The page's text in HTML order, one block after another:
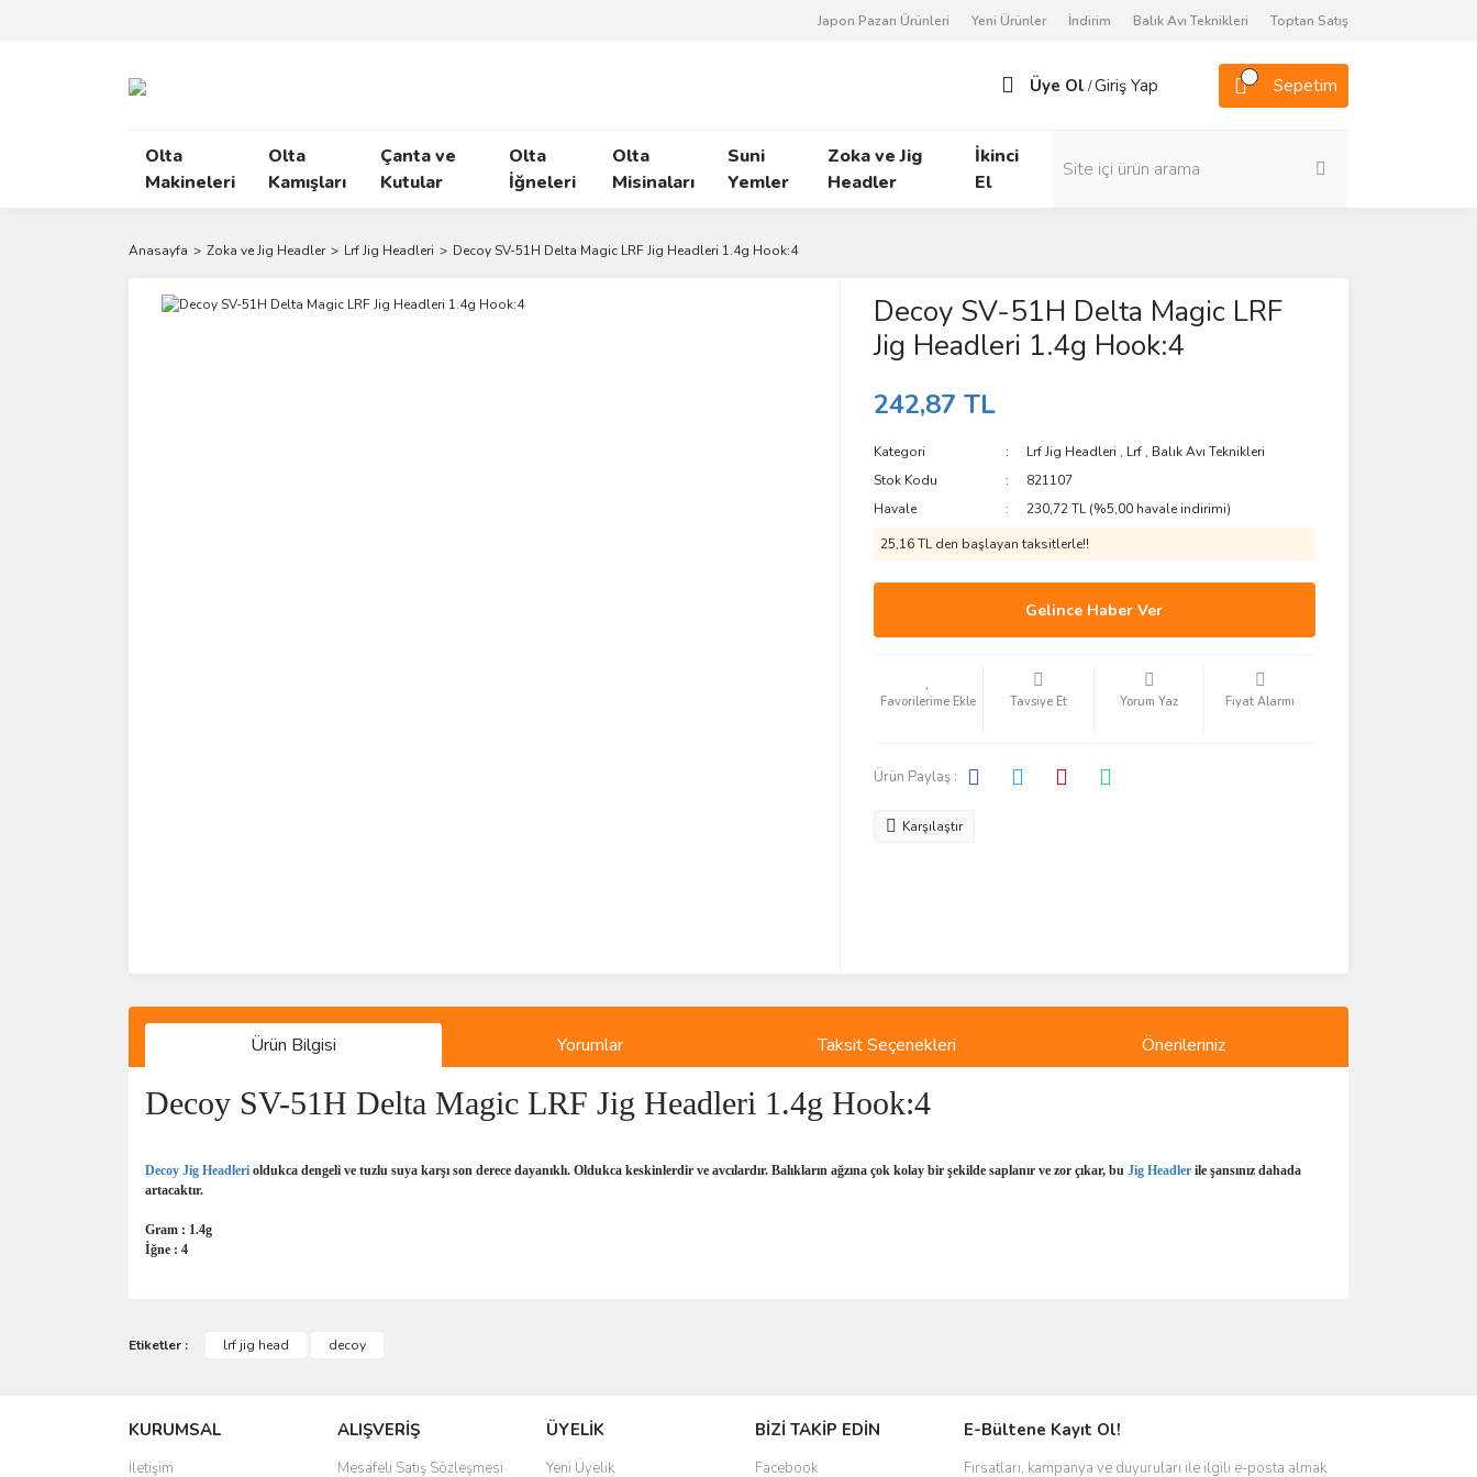
Japon Pazarı Ürünleri Yeni Ürünler İndirim Balık Avı Teknikleri Toptan Satış
Üye Ol /Giriş Yap Sepetim
Olta
Makineleri
Olta
Kamışları
Çanta ve
Kutular
Olta
İğneleri
Olta
Misinaları
Suni
Yemler
Zoka ve Jig
Headler
İkinci
El
Anasayfa Zoka ve Jig Headler Lrf Jig Headleri Decoy SV-51H Delta Magic LRF Jig Headleri 1.4g Hook:4
Decoy SV-51H Delta Magic LRF
Jig Headleri 1.4g Hook:4
242,87 TL
Kategori Lrf Jig Headleri , Lrf , Balık Avı Teknikleri
Stok Kodu
821107
Havale
230,72 TL (%5,00 havale indirimi)
25,16 TL den başlayan taksitlerle!!
Gelince Haber Ver
Tavsiye Et Yorum Yaz Fiyat Alarmı
Ürün Paylaş :
Karşılaştır
Ürün Bilgisi Yorumlar Taksit Seçenekleri Önerileriniz
Decoy SV-51H Delta Magic LRF Jig Headleri 1.4g Hook:4
Decoy Jig Headleri oldukca dengeli ve tuzlu suya karşı son derece dayanıklı. Oldukca keskinlerdir ve avcılardır. Balıkların ağzına çok kolay bir şekilde saplanır ve zor çıkar, bu Jig Headler ile şansınız dahada
artacaktır.
Gram : 1.4g
İğne : 4
Yorum Yaz
Görüş ve önerileriniz için teşekkür ederiz.
Ürün açıklamasında eksik bilgiler bulunuyor.
Ürün bilgilerinde hatalar bulunuyor.
Etiketler : lrf jig head decoy
KURUMSAL
İletişim
ALIŞVERİŞ
Mesafeli Satış Sözleşmesi
ÜYELİK
Yeni Üyelik
BİZİ TAKİP EDİN
Facebook
E-Bültene Kayıt Ol!
Fırsatları, kampanya ve duyuruları ile ilgili e-posta almak